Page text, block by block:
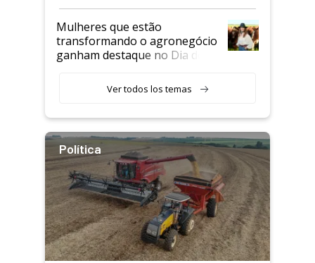
Mulheres que estão
transformando o agronegócio
ganham destaque no Dia do
Ver todos los temas
Política